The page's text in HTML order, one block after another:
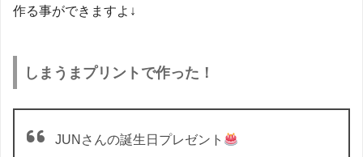
作る事ができますよ↓
しまうまプリントで作った！
JUNさんの誕生日プレゼント